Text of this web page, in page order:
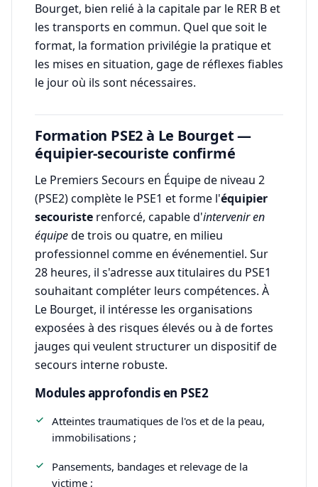
Bourget, bien relié à la capitale par le RER B et
les transports en commun. Quel que soit le
format, la formation privilégie la pratique et
les mises en situation, gage de réflexes fiables
le jour où ils sont nécessaires.
Formation PSE2 à Le Bourget —
équipier-secouriste confirmé
Le Premiers Secours en Équipe de niveau 2
(PSE2) complète le PSE1 et forme l'équipier
secouriste renforcé, capable d'intervenir en
équipede trois ou quatre, en milieu
professionnel comme en événementiel. Sur
28 heures, il s'adresse aux titulaires du PSE1
souhaitant compléter leurs compétences. À
Le Bourget, il intéresse les organisations
exposées à des risques élevés ou à de fortes
jauges qui veulent structurer un dispositif de
secours interne robuste.
Modules approfondis en PSE2
Atteintes traumatiques de l'os et de la peau,
immobilisations ;
Pansements, bandages et relevage de la
victime ;